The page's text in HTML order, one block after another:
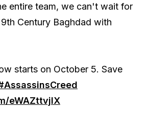
entire team, we can't wait for
Century Baghdad with
starts on October 5. Save
eWAZttvjIX